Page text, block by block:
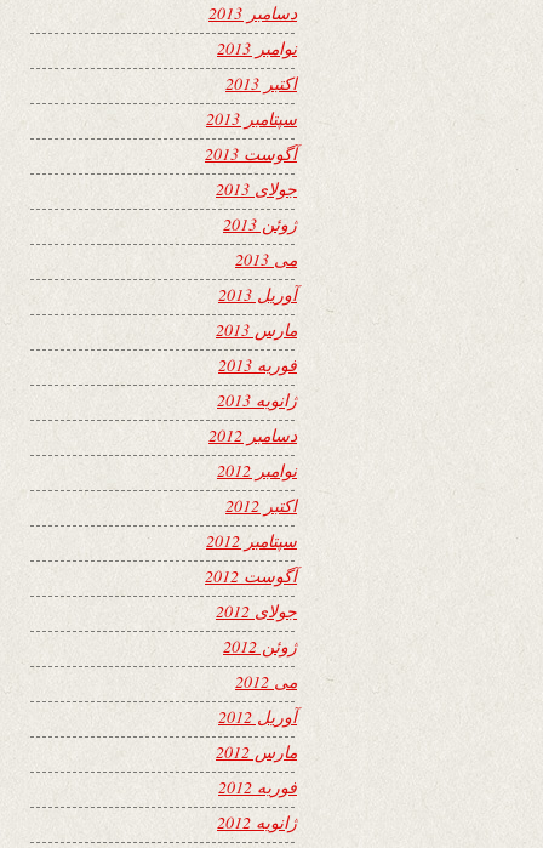
دسامبر 2013
نوامبر 2013
اکتبر 2013
سپتامبر 2013
آگوست 2013
جولای 2013
ژوئن 2013
می 2013
آوریل 2013
مارس 2013
فوریه 2013
ژانویه 2013
دسامبر 2012
نوامبر 2012
اکتبر 2012
سپتامبر 2012
آگوست 2012
جولای 2012
ژوئن 2012
می 2012
آوریل 2012
مارس 2012
فوریه 2012
ژانویه 2012